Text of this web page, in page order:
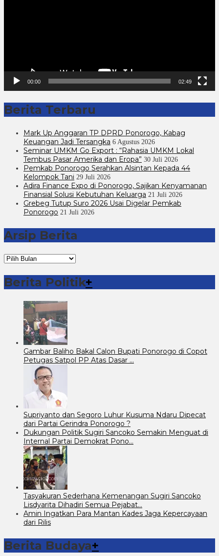
00:00 02:49
Berita Terbaru
Mark Up Anggaran TP DPRD Ponorogo, Kabag
Keuangan Jadi Tersangka 6 Agustus 2026
Seminar UMKM Go Export : “Rahasia UMKM Lokal
Tembus Pasar Amerika dan Eropa” 30 Juli 2026
Pemkab Ponorogo Serahkan Alsintan Kepada 44
Kelompok Tani 29 Juli 2026
Adira Finance Expo di Ponorogo, Sajikan Kenyamanan
Finansial Solusi Kebutuhan Keluarga 21 Juli 2026
Grebeg Tutup Suro 2026 Usai Digelar Pemkab
Ponorogo 21 Juli 2026
Arsip Berita
Arsip
Berita
Berita Politik+
Gambar Baliho Bakal Calon Bupati Ponorogo di Copot
Petugas Satpol PP Atas Dasar …
Supriyanto dan Segoro Luhur Kusuma Ndaru Dipecat
dari Partai Gerindra Ponorogo ?
Dukungan Politik Sugiri Sancoko Semakin Menguat di
Internal Partai Demokrat Pono…
Tasyakuran Sederhana Kemenangan Sugiri Sancoko
Lisdyarita Dihadiri Semua Pejabat…
Amin Ingatkan Para Mantan Kades Jaga Kepercayaan
dari Rilis
Berita Budaya+